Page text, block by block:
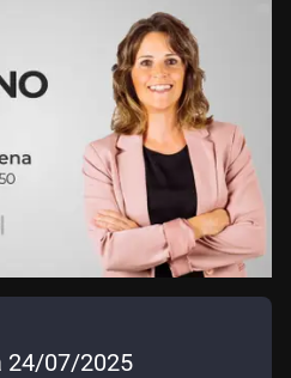
24/07/2025